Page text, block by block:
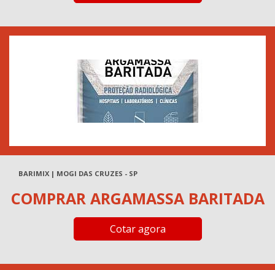
BARIMIX | MOGI DAS CRUZES - SP
COMPRAR ARGAMASSA BARITADA
Cotar agora